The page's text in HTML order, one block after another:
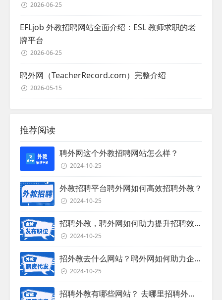
2026-06-25
EFLjob 外教招聘网站全面介绍：ESL 教师求职的老
牌平台
2026-06-25
聘外网（TeacherRecord.com）完整介绍
2026-05-15
推荐阅读
聘外网这个外教招聘网站怎么样？
2024-10-25
外教招聘平台聘外网如何高效招聘外教？
2024-10-25
招聘外教，聘外网如何助力提升招聘效率？
2024-10-25
招外教去什么网站？聘外网如何助力企业外教招聘
2024-10-25
招聘外教有哪些网站？ 去哪里招聘外教？